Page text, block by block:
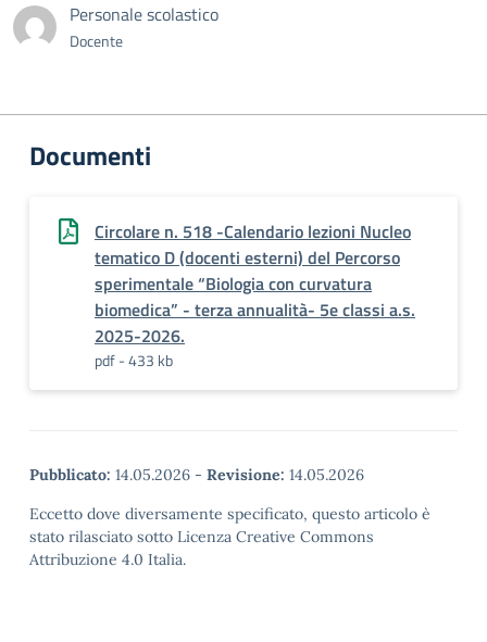
Personale scolastico
Docente
Documenti
Circolare n. 518 -Calendario lezioni Nucleo
tematico D (docenti esterni) del Percorso
sperimentale “Biologia con curvatura
biomedica” - terza annualità- 5e classi a.s.
2025-2026.
pdf - 433 kb
Pubblicato: 14.05.2026 - Revisione: 14.05.2026
Eccetto dove diversamente specificato, questo articolo è
stato rilasciato sotto Licenza Creative Commons
Attribuzione 4.0 Italia.